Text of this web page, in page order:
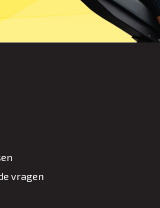
vragen